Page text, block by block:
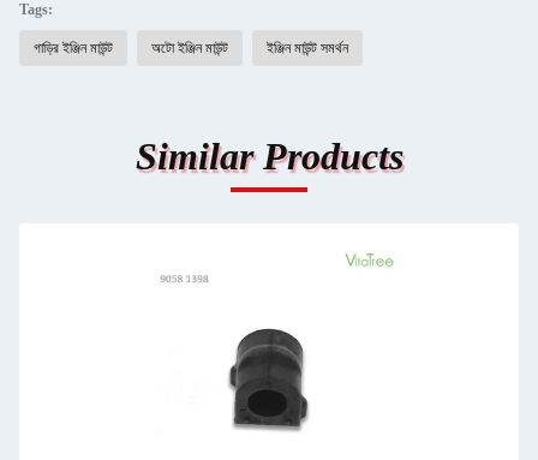
Tags:
গাড়ির ইঞ্জিন মাউন্ট অটো ইঞ্জিন মাউন্ট ইঞ্জিন মাউন্ট সমর্থন
Similar Products